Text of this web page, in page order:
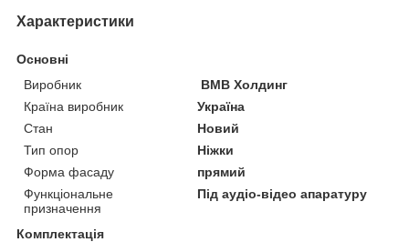
Характеристики
Основні
Виробник
ВМВ Холдинг
Країна виробник
Україна
Стан
Новий
Тип опор
Ніжки
Форма фасаду
прямий
Функціональне
призначення
Під аудіо-відео апаратуру
Комплектація